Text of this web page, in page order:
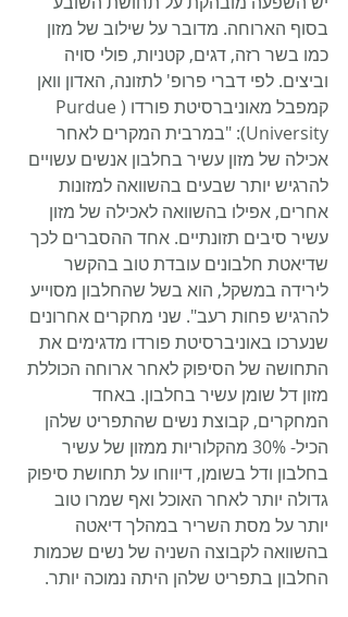
בסוף הארוחה. מדובר על שילוב של מזון
כמו בשר רזה, דגים, קטניות, פולי סויה
וביצים. לפי דברי פרופ' לתזונה, האדון וואן
קמפבל מאוניברסיטת פורדו (Purdue
University): "במרבית המקרים לאחר
אכילה של מזון עשיר בחלבון אנשים עשויים
להרגיש יותר שבעים בהשוואה למזונות
אחרים, אפילו בהשוואה לאכילה של מזון
עשיר סיבים תזונתיים. אחד ההסברים לכך
שדיאטת חלבונים עובדת טוב בהקשר
לירידה במשקל, הוא בשל שהחלבון מסוייע
להרגיש פחות רעב". שני מחקרים אחרונים
שנערכו באוניברסיטת פורדו מדגימים את
התחושה של הסיפוק לאחר ארוחה הכוללת
מזון דל שומן עשיר בחלבון. באחד
המחקרים, קבוצת נשים שהתפריט שלהן
הכיל- 30% מהקלוריות ממזון של עשיר
בחלבון ודל בשומן, דיווחו על תחושת סיפוק
גדולה יותר לאחר האוכל ואף שמרו טוב
יותר על מסת השריר במהלך דיאטה
בהשוואה לקבוצה השניה של נשים שכמות
החלבון בתפריט שלהן היתה נמוכה יותר.